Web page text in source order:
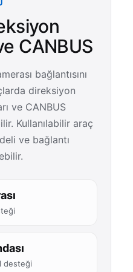
CANBUS
bağlantısını
direksiyon
ve CANBUS
Kullanılabilir araç
ve bağlantı
desteği